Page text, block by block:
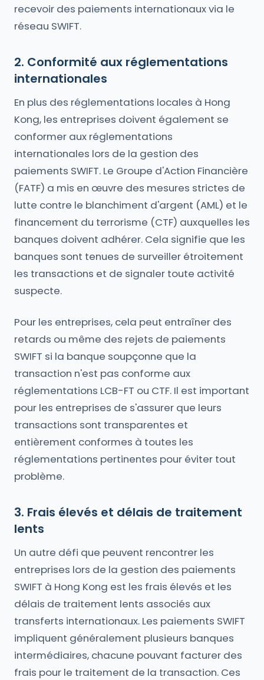
recevoir des paiements internationaux via le
réseau SWIFT.
2. Conformité aux réglementations
internationales
En plus des réglementations locales à Hong
Kong, les entreprises doivent également se
conformer aux réglementations
internationales lors de la gestion des
paiements SWIFT. Le Groupe d'Action Financière
(FATF) a mis en œuvre des mesures strictes de
lutte contre le blanchiment d'argent (AML) et le
financement du terrorisme (CTF) auxquelles les
banques doivent adhérer. Cela signifie que les
banques sont tenues de surveiller étroitement
les transactions et de signaler toute activité
suspecte.
Pour les entreprises, cela peut entraîner des
retards ou même des rejets de paiements
SWIFT si la banque soupçonne que la
transaction n'est pas conforme aux
réglementations LCB-FT ou CTF. Il est important
pour les entreprises de s'assurer que leurs
transactions sont transparentes et
entièrement conformes à toutes les
réglementations pertinentes pour éviter tout
problème.
3. Frais élevés et délais de traitement
lents
Un autre défi que peuvent rencontrer les
entreprises lors de la gestion des paiements
SWIFT à Hong Kong est les frais élevés et les
délais de traitement lents associés aux
transferts internationaux. Les paiements SWIFT
impliquent généralement plusieurs banques
intermédiaires, chacune pouvant facturer des
frais pour le traitement de la transaction. Ces